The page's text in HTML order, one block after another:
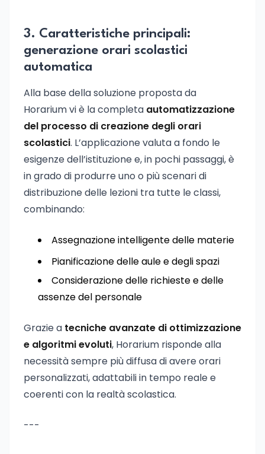
3. Caratteristiche principali:
generazione orari scolastici
automatica
Alla base della soluzione proposta da
Horarium vi è la completa automatizzazione
del processo di creazione degli orari
scolastici. L’applicazione valuta a fondo le
esigenze dell’istituzione e, in pochi passaggi, è
in grado di produrre uno o più scenari di
distribuzione delle lezioni tra tutte le classi,
combinando:
Assegnazione intelligente delle materie
Pianificazione delle aule e degli spazi
Considerazione delle richieste e delle
assenze del personale
Grazie a tecniche avanzate di ottimizzazione
e algoritmi evoluti, Horarium risponde alla
necessità sempre più diffusa di avere orari
personalizzati, adattabili in tempo reale e
coerenti con la realtà scolastica.
---